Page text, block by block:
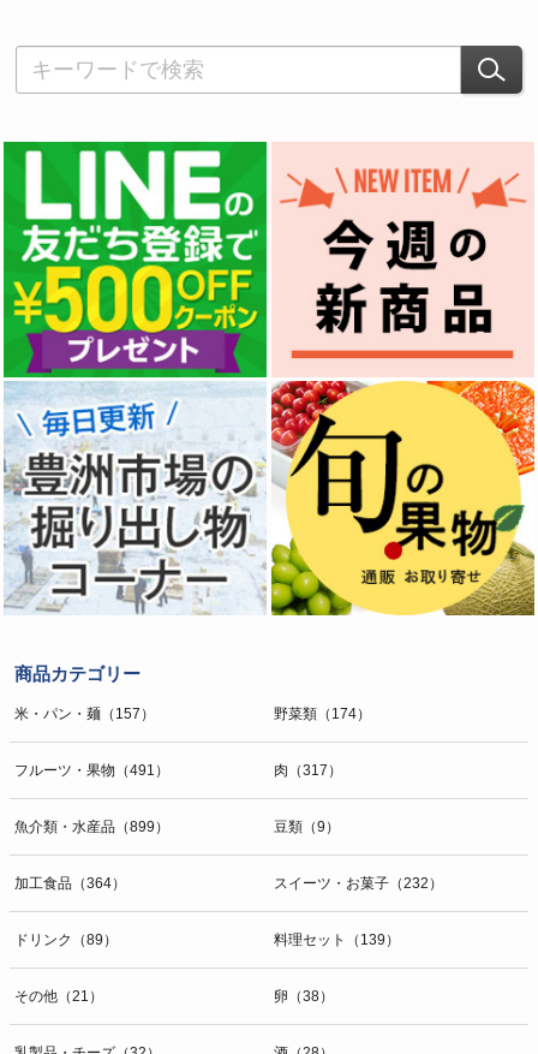
商品カテゴリー
米・パン・麺（157） 野菜類（174）
フルーツ・果物（491） 肉（317）
魚介類・水産品（899） 豆類（9）
加工食品（364） スイーツ・お菓子（232）
ドリンク（89） 料理セット（139）
その他（21） 卵（38）